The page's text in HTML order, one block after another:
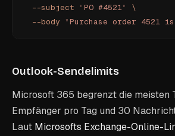
  --subject
"PO #4521"
\
  --body
"Purchase order 4521
Outlook-Sendelimits
Microsoft 365 begrenzt die meisten
Empfänger pro Tag und 30
Laut Microsofts Exchange-Online-